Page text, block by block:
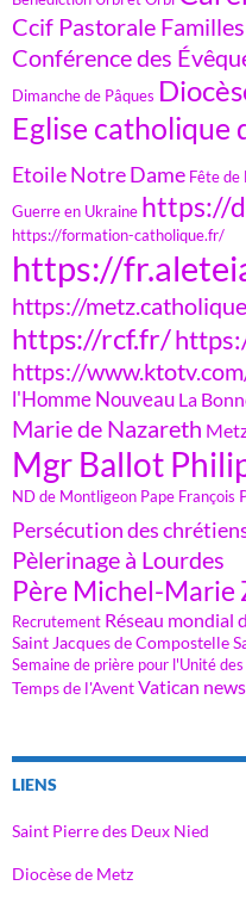
Ccif Pastorale
Conférence des
Dimanche de Pâques
Eglise catholique
Etoile Notre Dame Fête de
Guerre en Ukraine https://
https://formation-catholique.fr/
https://
https://
https://rcf.fr/
https://
l'Homme Nouveau La
Marie de Nazareth
Mgr Ballot
ND de Montligeon Pape François
Persécution des
Pèlerinage à Lourdes
Père Michel-Marie
Recrutement Réseau mondial
Saint Jacques de Compostelle
Semaine de prière pour l'Unité
Temps de l'AventVatican news
LIENS
Saint Pierre des Deux Nied
Diocèse de Metz